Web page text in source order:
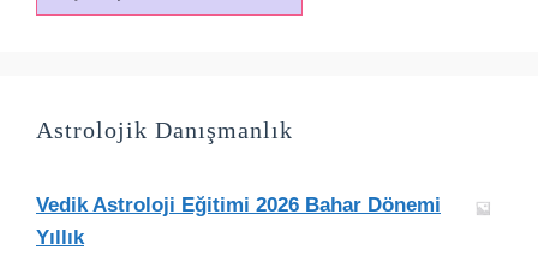
Astrolojik Danışmanlık
Vedik Astroloji Eğitimi 2026 Bahar Dönemi
Yıllık